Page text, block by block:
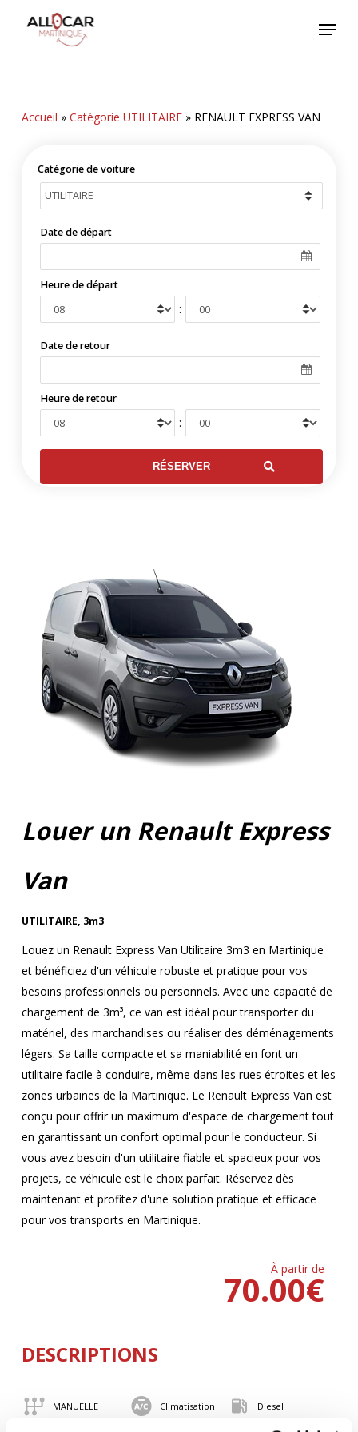
Menu
Accueil » Catégorie UTILITAIRE» RENAULT EXPRESS VAN
Catégorie de voiture
Date de départ
Heure de départ
:
Date de retour
Heure de retour
:
Louer un Renault Express
Van
UTILITAIRE, 3m3
Louez un Renault Express Van Utilitaire 3m3 en Martinique
et bénéficiez d'un véhicule robuste et pratique pour vos
besoins professionnels ou personnels. Avec une capacité de
chargement de 3m³, ce van est idéal pour transporter du
matériel, des marchandises ou réaliser des déménagements
légers. Sa taille compacte et sa maniabilité en font un
utilitaire facile à conduire, même dans les rues étroites et les
zones urbaines de la Martinique. Le Renault Express Van est
conçu pour offrir un maximum d'espace de chargement tout
en garantissant un confort optimal pour le conducteur. Si
vous avez besoin d'un utilitaire fiable et spacieux pour vos
projets, ce véhicule est le choix parfait. Réservez dès
maintenant et profitez d'une solution pratique et efficace
pour vos transports en Martinique.
À partir de
€
70.00
DESCRIPTIONS
MANUELLE Climatisation Diesel